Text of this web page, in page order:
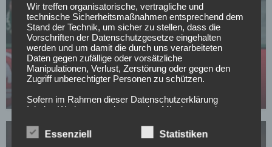
BAYER 04 LEVERKUSEN
Leverkusen: Weitere Top-Verstärkung aus der La
Liga?
03.05.2026
Wir treffen organisatorische, vertragliche und
technische Sicherheitsmaßnahmen entsprechend dem
Stand der Technik, um sicher zu stellen, dass die
Vorschriften der Datenschutzgesetze eingehalten
werden und um damit die durch uns verarbeiteten
Daten gegen zufällige oder vorsätzliche
Manipulationen, Verlust, Zerstörung oder gegen den
Zugriff unberechtigter Personen zu schützen.
Sofern im Rahmen dieser Datenschutzerklärung
Inhalte, Werkzeuge oder sonstige Mittel von anderen
"Dritt-Anbieter") eingesetzt werden und deren
genannter Sitz im Ausland ist, ist davon auszugehen,
Essenziell Statistiken